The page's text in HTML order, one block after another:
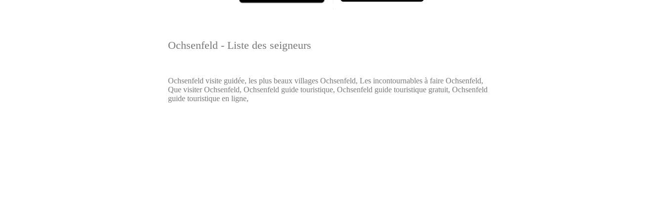
Ochsenfeld - Liste des seigneurs
Ochsenfeld visite guidée, les plus beaux villages Ochsenfeld, Les incontournables à faire Ochsenfeld,
Que visiter Ochsenfeld, Ochsenfeld guide touristique, Ochsenfeld guide touristique gratuit, Ochsenfeld
guide touristique en ligne,